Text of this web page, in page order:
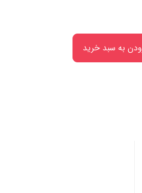
به سبد خرید